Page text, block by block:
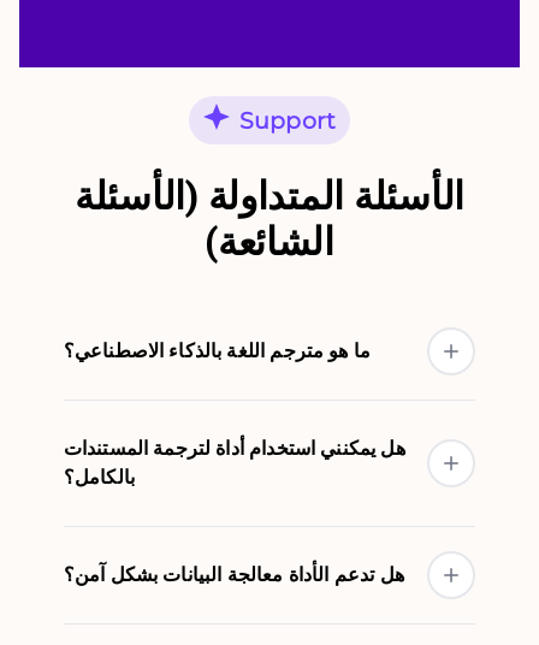
Support
الأسئلة المتداولة (الأسئلة
الشائعة)
ما هو مترجم اللغة بالذكاء الاصطناعي؟
هل يمكنني استخدام أداة لترجمة المستندات
بالكامل؟
هل تدعم الأداة معالجة البيانات بشكل آمن؟